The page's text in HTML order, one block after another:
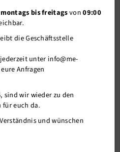
oder im Studio abholen.
montags bis freitagsvon09:00
die Geschäftsstelle
unter info@me-
Anfragen
sind wir wieder zu den
für euch da.
und wünschen